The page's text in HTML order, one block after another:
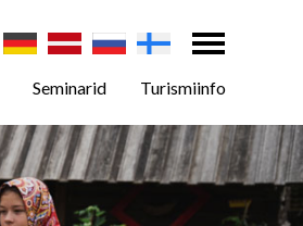
Seminarid Turismiinfo